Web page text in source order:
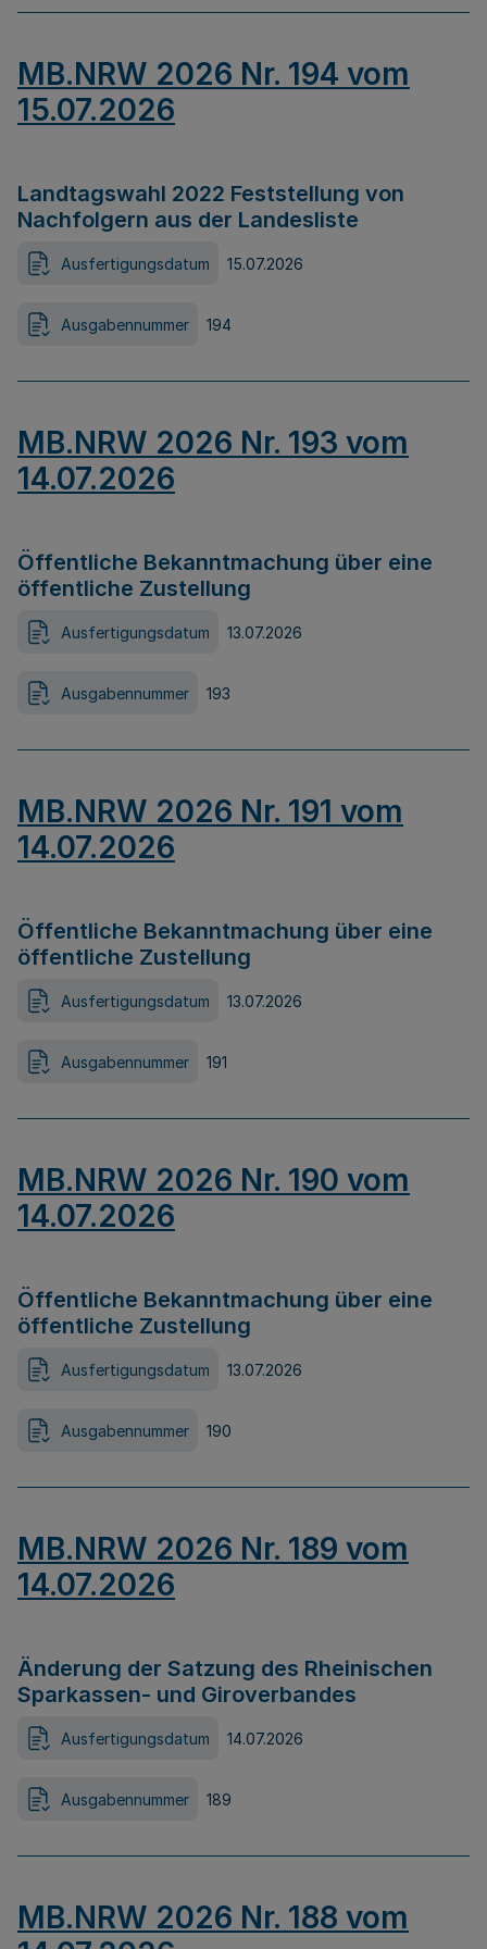
MB.NRW 2026 Nr. 194 vom
15.07.2026
Landtagswahl 2022 Feststellung von
Nachfolgern aus der Landesliste
Ausfertigungsdatum 15.07.2026
Ausgabennummer 194
MB.NRW 2026 Nr. 193 vom
14.07.2026
Öffentliche Bekanntmachung über eine
öffentliche Zustellung
Ausfertigungsdatum 13.07.2026
Ausgabennummer 193
MB.NRW 2026 Nr. 191 vom
14.07.2026
Öffentliche Bekanntmachung über eine
öffentliche Zustellung
Ausfertigungsdatum 13.07.2026
Ausgabennummer 191
MB.NRW 2026 Nr. 190 vom
14.07.2026
Öffentliche Bekanntmachung über eine
öffentliche Zustellung
Ausfertigungsdatum 13.07.2026
Ausgabennummer 190
MB.NRW 2026 Nr. 189 vom
14.07.2026
Änderung der Satzung des Rheinischen
Sparkassen- und Giroverbandes
Ausfertigungsdatum 14.07.2026
Ausgabennummer 189
MB.NRW 2026 Nr. 188 vom